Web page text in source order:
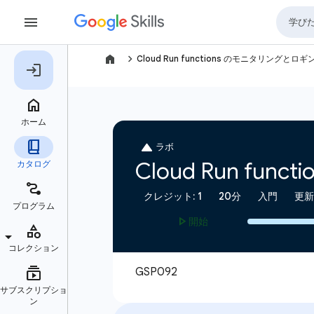
navigate_next Cloud Run functions のモニタリングとロギ